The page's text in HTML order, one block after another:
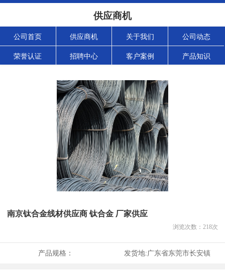
供应商机
公司首页 供应商机 关于我们 公司动态
荣誉认证 招聘中心 客户案例 产品知识
南京钛合金线材供应商 钛合金 厂家供应
浏览次数： 218次
产品规格： 发货地:广东省东莞市长安镇